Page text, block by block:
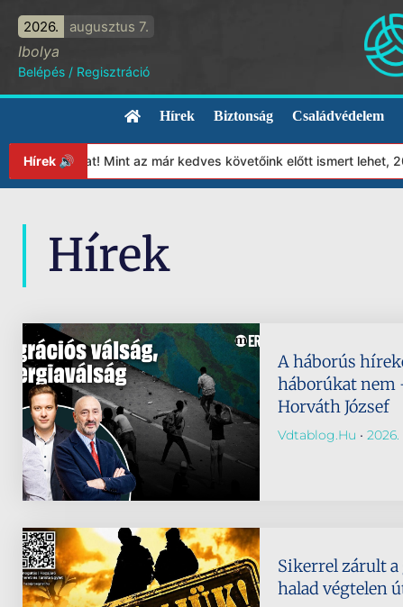
2026. augusztus 7.
Ibolya
Belépés / Regisztráció
Hírek Biztonság Családvédelem
Hírek 🔊Mint az már kedves követőink előtt ismert lehet,
Hírek
A háborús
háborúkat nem
Horváth József
Vdtablog.hu
Sikerrel zárult
halad végtelen